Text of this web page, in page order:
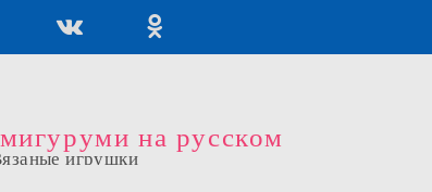
на русском
игрушки